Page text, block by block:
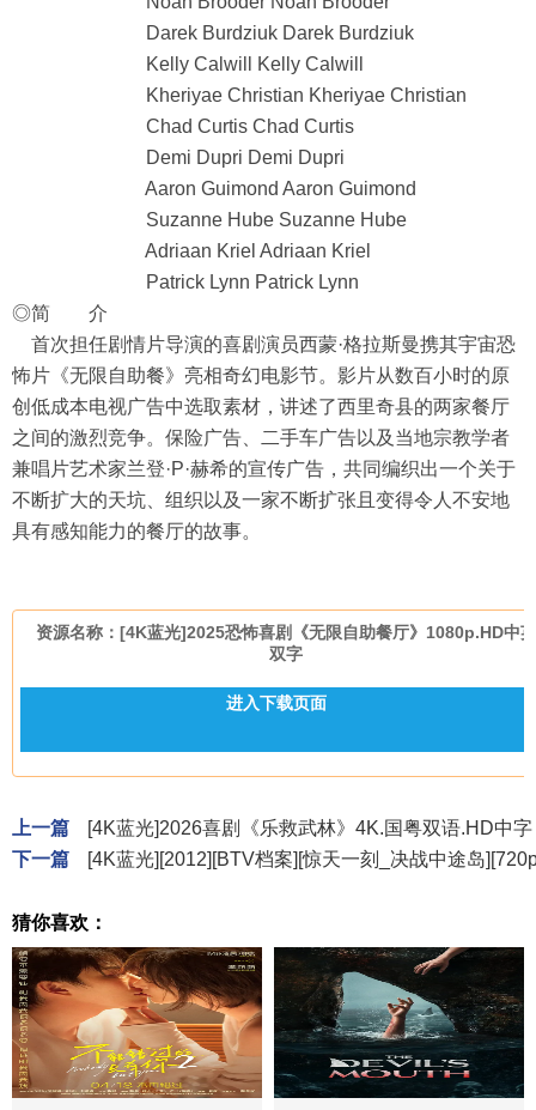
Darek Burdziuk Darek Burdziuk
Kelly Calwill Kelly Calwill
Kheriyae Christian Kheriyae Christian
Chad Curtis Chad Curtis
Demi Dupri Demi Dupri
Aaron Guimond Aaron Guimond
Suzanne Hube Suzanne Hube
Adriaan Kriel Adriaan Kriel
Patrick Lynn Patrick Lynn
◎简 介
首次担任剧情片导演的喜剧演员西蒙·格拉斯曼携其宇宙恐
怖片《无限自助餐》亮相奇幻电影节。影片从数百小时的原
创低成本电视广告中选取素材，讲述了西里奇县的两家餐厅
之间的激烈竞争。保险广告、二手车广告以及当地宗教学者
兼唱片艺术家兰登·P·赫希的宣传广告，共同编织出一个关于
不断扩大的天坑、组织以及一家不断扩张且变得令人不安地
具有感知能力的餐厅的故事。
资源名称：[4K蓝光]2025恐怖喜剧《无限自助餐厅》1080p.HD中英
双字
进入下载页面
上一篇
[4K蓝光]2026喜剧《乐救武林》4K.国粤双语.HD中字
下一篇
[4K蓝光][2012][BTV档案][惊天一刻_决战中途岛
猜你喜欢：